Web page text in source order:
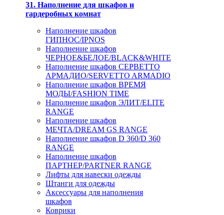
31. Наполнение для шкафов и
гардеробных комнат
Наполнение шкафов
ГИПНОС/IPNOS
Наполнение шкафов
ЧЕРНОЕ&БЕЛОЕ/BLACK&WHITE
Наполнение шкафов СЕРВЕТТО
АРМАДИО/SERVETTO ARMADIO
Наполнение шкафов ВРЕМЯ
МОДЫ/FASHION TIME
Наполнение шкафов ЭЛИТ/ELITE
RANGE
Наполнение шкафов
МЕЧТА/DREAM GS RANGE
Наполнение шкафов D 360/D 360
RANGE
Наполнение шкафов
ПАРТНЕР/PARTNER RANGE
Лифты для навески одежды
Штанги для одежды
Аксессуары для наполнения
шкафов
Коврики